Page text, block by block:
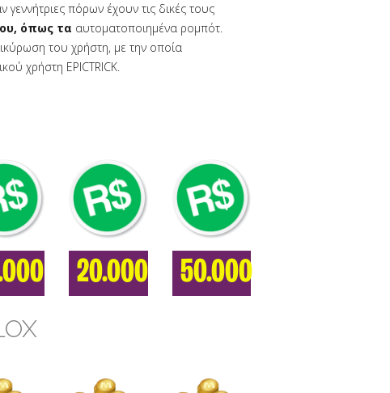
πόρων έχουν τις δικές τους
όπως τα αυτοματοποιημένα ρομπότ.
του χρήστη, με την οποία
χρήστη EPICTRICK.
20.000 50.000